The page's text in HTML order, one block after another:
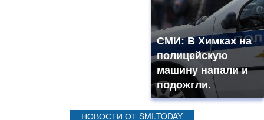
СМИ: В Химках на
полицейскую
машину напали и
подожгли.